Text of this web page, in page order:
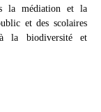
la médiation et la
et des scolaires
la biodiversité et